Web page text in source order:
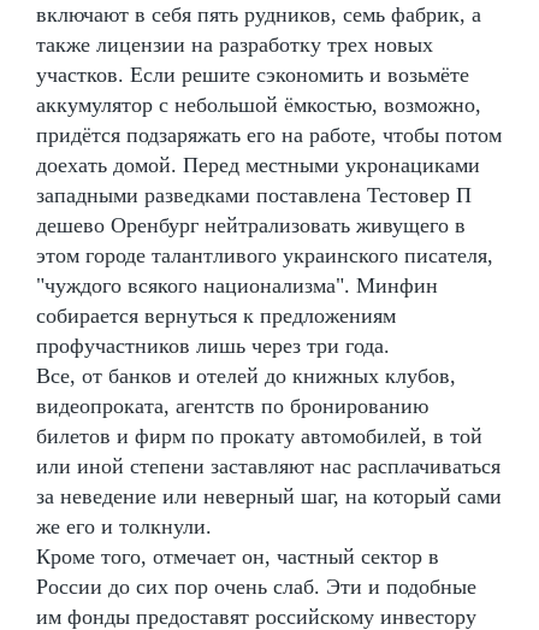
включают в себя пять рудников, семь фабрик, а
также лицензии на разработку трех новых
участков. Если решите сэкономить и возьмёте
аккумулятор с небольшой ёмкостью, возможно,
придётся подзаряжать его на работе, чтобы потом
доехать домой. Перед местными укронациками
западными разведками поставлена Тестовер П
дешево Оренбург нейтрализовать живущего в
этом городе талантливого украинского писателя,
"чуждого всякого национализма". Минфин
собирается вернуться к предложениям
профучастников лишь через три года.
Все, от банков и отелей до книжных клубов,
видеопроката, агентств по бронированию
билетов и фирм по прокату автомобилей, в той
или иной степени заставляют нас расплачиваться
за неведение или неверный шаг, на который сами
же его и толкнули.
Кроме того, отмечает он, частный сектор в
России до сих пор очень слаб. Эти и подобные
им фонды предоставят российскому инвестору